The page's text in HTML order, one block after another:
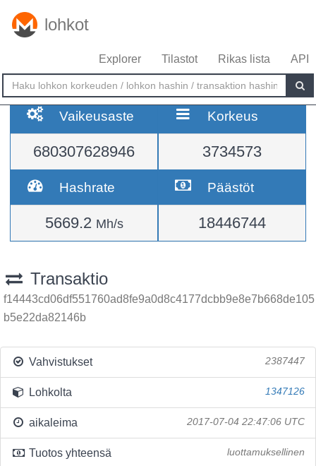
lohkot
Explorer Tilastot Rikas lista API
Vaikeusaste
680307628946
Korkeus
3734573
Hashrate
5669.2 Mh/s
Päästöt
18446744
Transaktio
f14443cd06df551760ad8fe9a0d8c4177dcbb9e8e7b668de105
b5e22da82146b
Vahvistukset 2387447
Lohkolta 1347126
aikaleima 2017-07-04 22:47:06 UTC
Tuotos yhteensä luottamuksellinen